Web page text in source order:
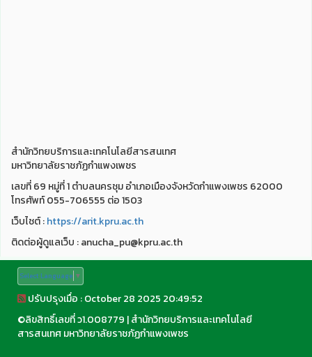
สำนักวิทยบริการและเทคโนโลยีสารสนเทศ
มหาวิทยาลัยราชภัฏกำแพงเพชร
เลขที่ 69 หมู่ที่ 1 ตำบลนครชุม อำเภอเมืองจังหวัดกำแพงเพชร 62000
โทรศัพท์ 055-706555 ต่อ 1503
เว็บไชต์ :https://arit.kpru.ac.th
ติดต่อผู้ดูแลเว็บ : anucha_pu@kpru.ac.th
Select Language ▼
ปรับปรุงเมื่อ : October 28 2025 20:49:52
©ลิขสิทธิ์เลขที่ ว1.008779 |สำนักวิทยบริการและเทคโนโลยี
สารสนเทศ มหาวิทยาลัยราชภัฏกำแพงเพชร